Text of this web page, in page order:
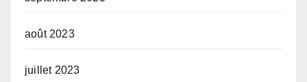
août 2023
juillet 2023